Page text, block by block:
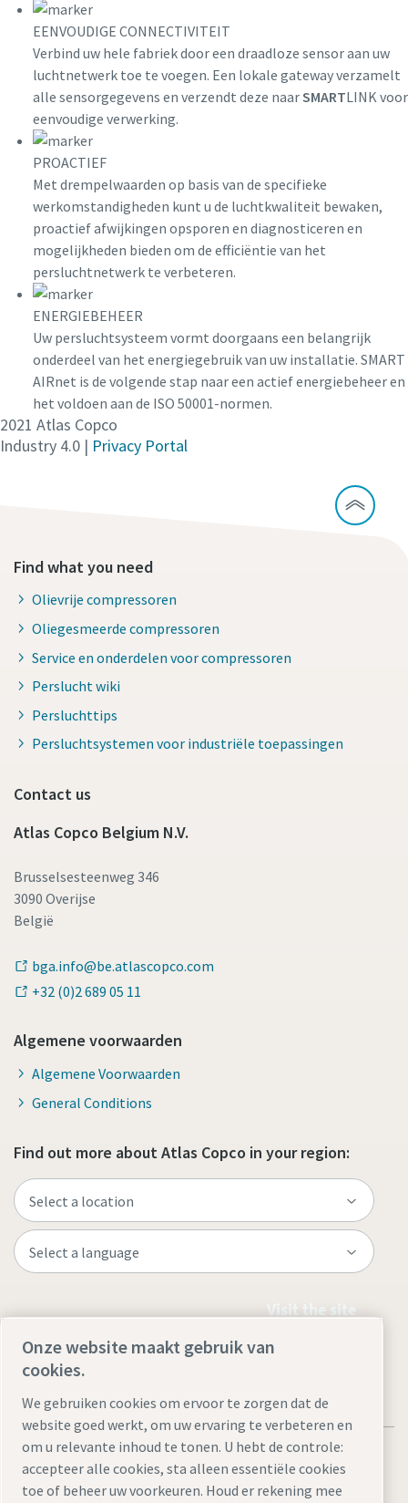
EENVOUDIGE CONNECTIVITEIT
Verbind uw hele fabriek door een draadloze sensor aan uw
luchtnetwerk toe te voegen. Een lokale gateway verzamelt
alle sensorgegevens en verzendt deze naarSMARTLINK voor
eenvoudige verwerking.
PROACTIEF
Met drempelwaarden op basis van de specifieke
werkomstandigheden kunt u de luchtkwaliteit bewaken,
proactief afwijkingen opsporen en diagnosticeren en
mogelijkheden bieden om de efficiëntie van het
persluchtnetwerk te verbeteren.
ENERGIEBEHEER
Uw persluchtsysteem vormt doorgaans een belangrijk
onderdeel van het energiegebruik van uw installatie. SMART
AIRnet is de volgende stap naar een actief energiebeheer en
het voldoen aan de ISO 50001-normen.
2021 Atlas Copco
Industry 4.0 | Privacy Portal
Find what you need
Olievrije compressoren
Oliegesmeerde compressoren
Service en onderdelen voor compressoren
Perslucht wiki
Persluchttips
Persluchtsystemen voor industriële toepassingen
Contact us
Atlas Copco Belgium N.V.
Brusselsesteenweg 346
3090 Overijse
België
bga.info@be.atlascopco.com
+32 (0)2 689 05 11
Algemene voorwaarden
Algemene Voorwaarden
General Conditions
Find out more about Atlas Copco in your region:
Visit the site
Onze website maakt gebruik van
cookies.
We gebruiken cookies om ervoor te zorgen dat de
website goed werkt, om uw ervaring te verbeteren en
om u relevante inhoud te tonen. U hebt de controle:
accepteer alle cookies, sta alleen essentiële cookies
toe of beheer uw voorkeuren. Houd er rekening mee